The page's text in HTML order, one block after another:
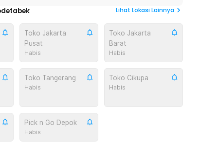
Lihat Lokasi Lainnya
Toko Jakarta
Pusat
Habis
Toko Jakarta
Barat
Habis
Toko Tangerang
Habis
Toko Cikupa
Habis
Pick n Go Depok
Habis